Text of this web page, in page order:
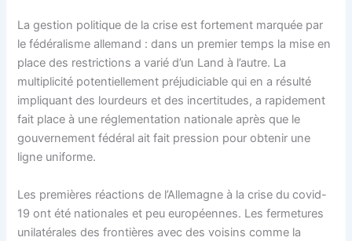
La gestion politique de la crise est fortement marquée par
le fédéralisme allemand : dans un premier temps la mise en
place des restrictions a varié d’un Land à l’autre. La
multiplicité potentiellement préjudiciable qui en a résulté
impliquant des lourdeurs et des incertitudes, a rapidement
fait place à une réglementation nationale après que le
gouvernement fédéral ait fait pression pour obtenir une
ligne uniforme.
Les premières réactions de l’Allemagne à la crise du covid-
19 ont été nationales et peu européennes. Les fermetures
unilatérales des frontières avec des voisins comme la